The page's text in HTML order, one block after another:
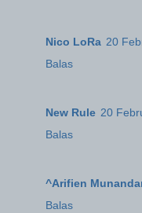
Nico LoRa 20
Balas
New Rule 20
Balas
^Arifien
Balas